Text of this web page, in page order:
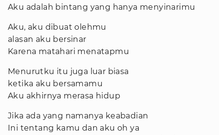
Aku adalah bintang yang hanya menyinarimu
Aku, aku dibuat olehmu
alasan aku bersinar
Karena matahari menatapmu
Menurutku itu juga luar biasa
ketika aku bersamamu
Aku akhirnya merasa hidup
Jika ada yang namanya keabadian
Ini tentang kamu dan aku oh ya